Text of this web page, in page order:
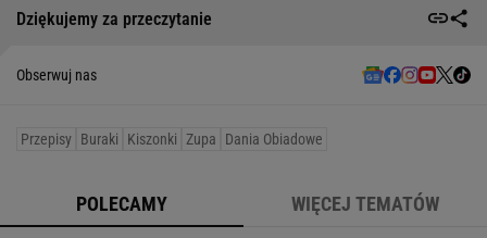
Dziękujemy za przeczytanie
Obserwuj nas
Przepisy Buraki Kiszonki Zupa Dania Obiadowe
POLECAMY WIĘCEJ TEMATÓW